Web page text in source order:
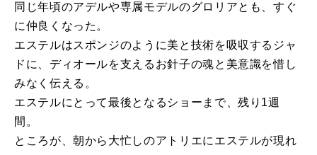
同じ年頃のアデルや専属モデルのグロリアとも、すぐ
に仲良くなった。
エステルはスポンジのように美と技術を吸収するジャ
ドに、ディオールを支えるお針子の魂と美意識を惜し
みなく伝える。
エステルにとって最後となるショーまで、残り1週
間。
ところが、朝から大忙しのアトリエにエステルが現れ